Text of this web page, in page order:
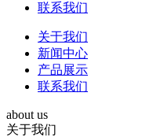
联系我们
关于我们
新闻中心
产品展示
联系我们
about us
关于我们